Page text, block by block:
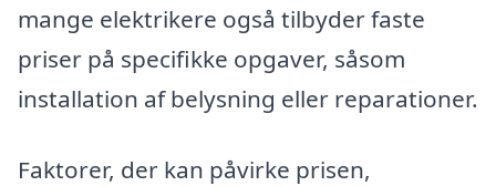
mange elektrikere også tilbyder faste
priser på specifikke opgaver, såsom
installation af belysning eller reparationer.
Faktorer, der kan påvirke prisen,